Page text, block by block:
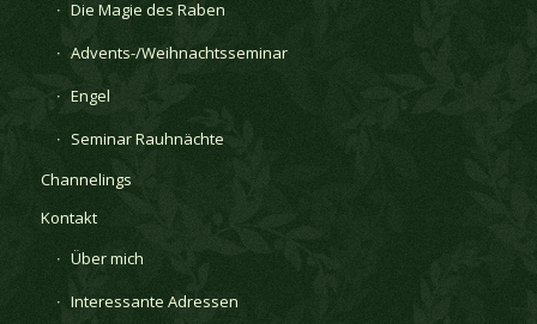
Die Magie des Raben
Advents-/Weihnachtsseminar
Engel
Seminar Rauhnächte
Channelings
Kontakt
Über mich
Interessante Adressen